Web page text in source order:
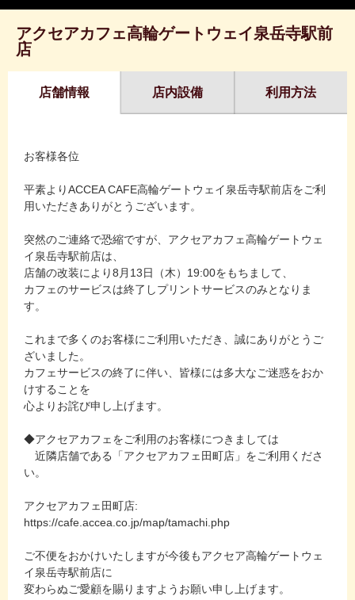
アクセアカフェ高輪ゲートウェイ泉岳寺駅前
店
店舗情報 店内設備 利用方法
お客様各位
平素よりACCEA CAFE高輪ゲートウェイ泉岳寺駅前店をご利
用いただきありがとうございます。
突然のご連絡で恐縮ですが、アクセアカフェ高輪ゲートウェ
イ泉岳寺駅前店は、
店舗の改装により8月13日（木）19:00をもちまして、
カフェのサービスは終了しプリントサービスのみとなりま
す。
これまで多くのお客様にご利用いただき、誠にありがとうご
ざいました。
カフェサービスの終了に伴い、皆様には多大なご迷惑をおか
けすることを
心よりお詫び申し上げます。
◆アクセアカフェをご利用のお客様につきましては
近隣店舗である「アクセアカフェ田町店」をご利用くださ
い。
アクセアカフェ田町店:
https://cafe.accea.co.jp/map/tamachi.php
ご不便をおかけいたしますが今後もアクセア高輪ゲートウェ
イ泉岳寺駅前店に
変わらぬご愛顧を賜りますようお願い申し上げます。